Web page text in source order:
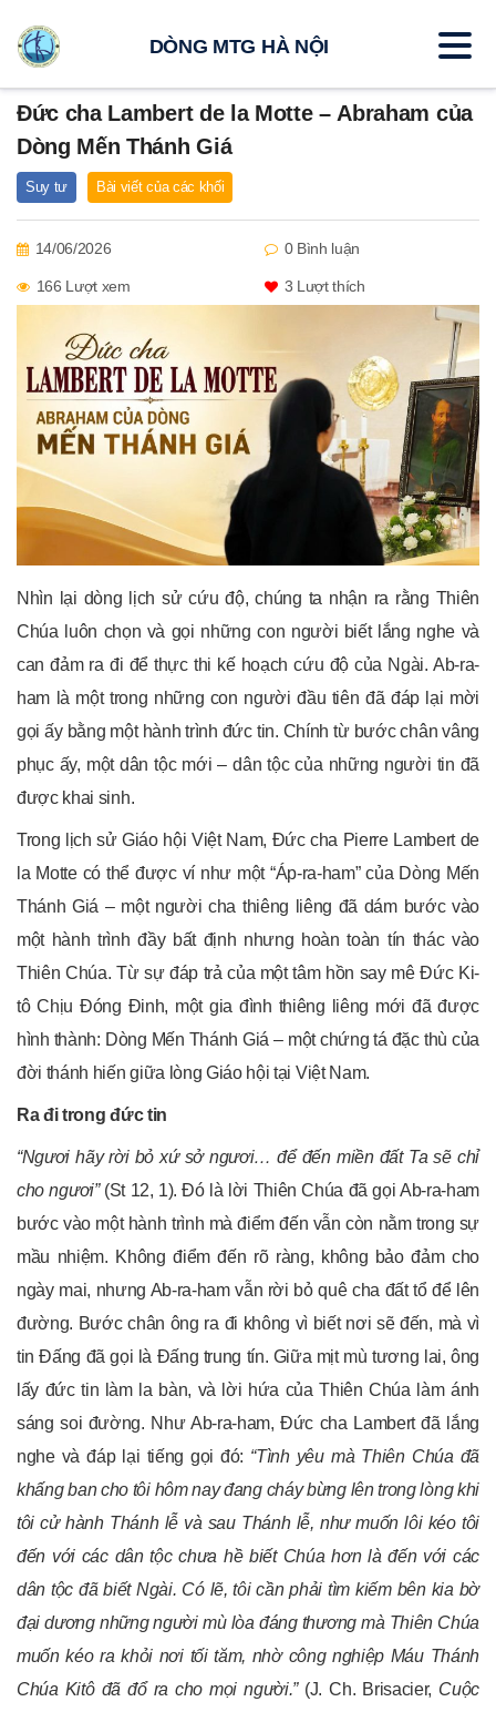
Đức cha Lambert de la Motte – Abraham của
Dòng Mến Thánh Giá
Suy tư Bài viết của các khối
14/06/2026 0 Bình luận
166 Lượt xem 3 Lượt thích
Nhìn lại dòng lịch sử cứu độ, chúng ta nhận ra rằng Thiên
Chúa luôn chọn và gọi những con người biết lắng nghe và
can đảm ra đi để thực thi kế hoạch cứu độ của Ngài. Ab-ra-
ham là một trong những con người đầu tiên đã đáp lại mời
gọi ấy bằng một hành trình đức tin. Chính từ bước chân vâng
phục ấy, một dân tộc mới – dân tộc của những người tin đã
được khai sinh.
Trong lịch sử Giáo hội Việt Nam, Đức cha Pierre Lambert de
la Motte có thể được ví như một “Áp-ra-ham” của Dòng Mến
Thánh Giá – một người cha thiêng liêng đã dám bước vào
một hành trình đầy bất định nhưng hoàn toàn tín thác vào
Thiên Chúa. Từ sự đáp trả của một tâm hồn say mê Đức Ki-
tô Chịu Đóng Đinh, một gia đình thiêng liêng mới đã được
hình thành: Dòng Mến Thánh Giá – một chứng tá đặc thù của
đời thánh hiến giữa lòng Giáo hội tại Việt Nam.
Ra đi trong đức tin
“Ngươi hãy rời bỏ xứ sở ngươi… để đến miền đất Ta sẽ chỉ
cho ngươi”(St 12, 1). Đó là lời Thiên Chúa đã gọi Ab-ra-ham
bước vào một hành trình mà điểm đến vẫn còn nằm trong sự
mầu nhiệm. Không điểm đến rõ ràng, không bảo đảm cho
ngày mai, nhưng Ab-ra-ham vẫn rời bỏ quê cha đất tổ để lên
đường. Bước chân ông ra đi không vì biết nơi sẽ đến, mà vì
tin Đấng đã gọi là Đấng trung tín. Giữa mịt mù tương lai, ông
lấy đức tin làm la bàn, và lời hứa của Thiên Chúa làm ánh
sáng soi đường. Như Ab-ra-ham, Đức cha Lambert đã lắng
nghe và đáp lại tiếng gọi đó: “Tình yêu mà Thiên Chúa đã
khấng ban cho tôi hôm nay đang cháy bừng lên trong lòng khi
tôi cử hành Thánh lễ và sau Thánh lễ, như muốn lôi kéo tôi
đến với các dân tộc chưa hề biết Chúa hơn là đến với các
dân tộc đã biết Ngài. Có lẽ, tôi cần phải tìm kiếm bên kia bờ
đại dương những người mù lòa đáng thương mà Thiên Chúa
muốn kéo ra khỏi nơi tối tăm, nhờ công nghiệp Máu Thánh
Chúa Kitô đã đổ ra cho mọi người.”(J. Ch. Brisacier, Cuộc
DÒNG MTG HÀ NỘI